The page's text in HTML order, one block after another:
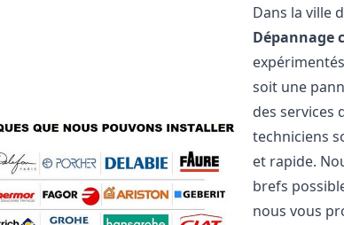
Dans la ville
Dépannage
soit une
des services
techniciens
et rapide.
brefs
nous vous